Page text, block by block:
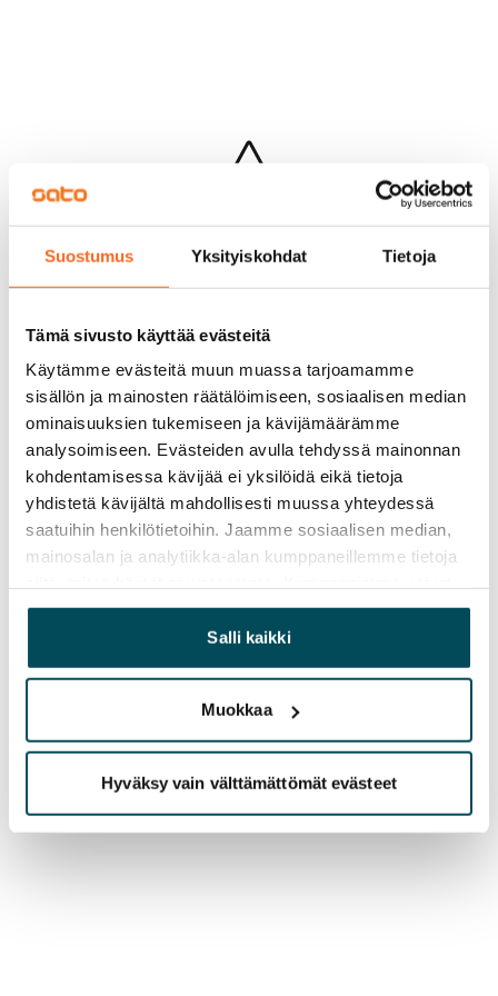
Suostumus Yksityiskohdat Tietoja
Tämä sivusto käyttää evästeitä
Käytämme evästeitä muun muassa tarjoamamme
sisällön ja mainosten räätälöimiseen, sosiaalisen median
ominaisuuksien tukemiseen ja kävijämäärämme
analysoimiseen. Evästeiden avulla tehdyssä mainonnan
kohdentamisessa kävijää ei yksilöidä eikä tietoja
yhdistetä kävijältä mahdollisesti muussa yhteydessä
saatuihin henkilötietoihin. Jaamme sosiaalisen median,
mainosalan ja analytiikka-alan kumppaneillemme tietoja
yhdistää näitä tietoja muihin tietoihin, joita olet antanut
heille tai joita on kerätty, kun olet käyttänyt heidän
palvelujaan.
Salli kaikki
Muokkaa
Hyväksy vain välttämättömät evästeet
Hups...
Jotakin meni pieleen sivun lataamisessa